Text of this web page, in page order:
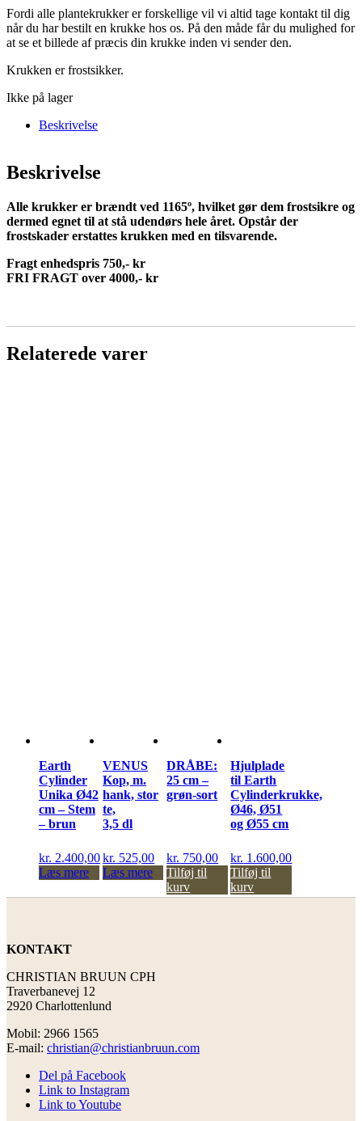
Fordi alle plantekrukker er forskellige vil vi altid tage kontakt til dig
når du har bestilt en krukke hos os. På den måde får du mulighed for
at se et billede af præcis din krukke inden vi sender den.
Krukken er frostsikker.
Ikke på lager
Beskrivelse
Beskrivelse
Alle krukker er brændt ved 1165º, hvilket gør dem frostsikre og
dermed egnet til at stå udendørs hele året. Opstår der
frostskader erstattes krukken med en tilsvarende.
Fragt enhedspris 750,- kr
FRI FRAGT over 4000,- kr
Relaterede varer
Earth
Cylinder
Unika Ø42
cm – Stem
– brun
kr. 2.400,00
Læs mere
VENUS
Kop, m.
hank, stor
te,
3,5 dl
kr. 525,00
Læs mere
DRÅBE:
25 cm –
grøn-sort
kr. 750,00
Tilføj til
kurv
Hjulplade
til Earth
Cylinderkrukke,
Ø46, Ø51
og Ø55 cm
kr. 1.600,00
Tilføj til
kurv
KONTAKT
CHRISTIAN BRUUN CPH
Traverbanevej 12
2920 Charlottenlund
Mobil: 2966 1565
E-mail: christian@christianbruun.com
Del på Facebook
Link to Instagram
Link to Youtube